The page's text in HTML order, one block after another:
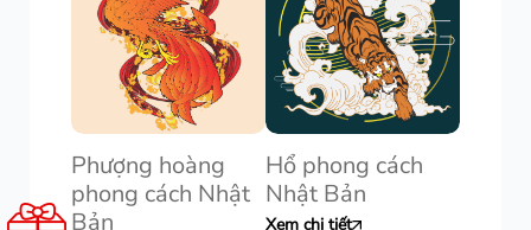
Phượng hoàng
phong cách Nhật
Bản
Hổ phong cách
Nhật Bản
Xem chi tiết